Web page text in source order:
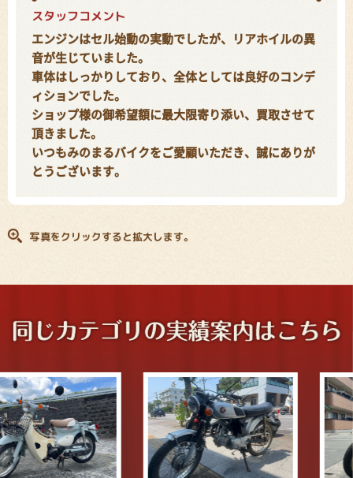
スタッフコメント
エンジンはセル始動の実動でしたが、リアホイルの異
音が生じていました。
車体はしっかりしており、全体としては良好のコンデ
ィションでした。
ショップ様の御希望額に最大限寄り添い、買取させて
頂きました。
いつもみのまるバイクをご愛顧いただき、誠にありが
とうございます。
写真をクリックすると拡大します。